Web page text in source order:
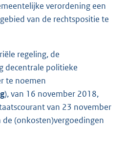
verordening een
van de rechtspositie te
regeling, de
decentrale politieke
te noemen
), van 16 november 2018,
van 23 november
(onkosten)vergoedingen